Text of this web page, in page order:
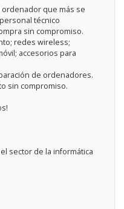
ordenador que más se
técnico
sin compromiso.
redes wireless;
accesorios para
de ordenadores.
sin compromiso.
sector de la informática